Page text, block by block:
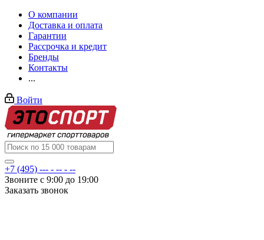
О компании
Доставка и оплата
Гарантии
Рассрочка и кредит
Бренды
Контакты
...
Войти
+7 (495) --- - -- - --
Звоните с 9:00 до 19:00
Заказать звонок